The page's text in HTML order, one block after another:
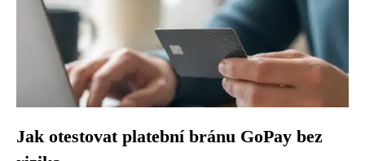
Jak otestovat platební bránu GoPay bez